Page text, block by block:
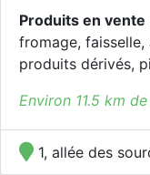
Produits en vente
fromage,
produits dérivés,
Environ 11.5 km
1, allée des